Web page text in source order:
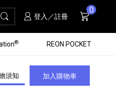
搜尋 登入／註冊 購物車
0
項商品
® REON POCKET
須知 加入購物車